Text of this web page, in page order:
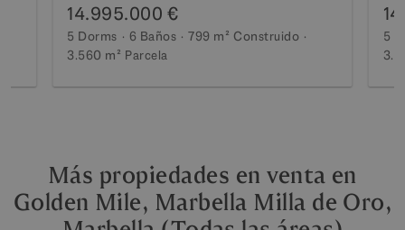
14.995.000 €
5 Dorms 6 Baños 799 m² Construido
3.560 m² Parcela
5
Más propiedades en venta en
Golden Mile, Marbella Milla de Oro,